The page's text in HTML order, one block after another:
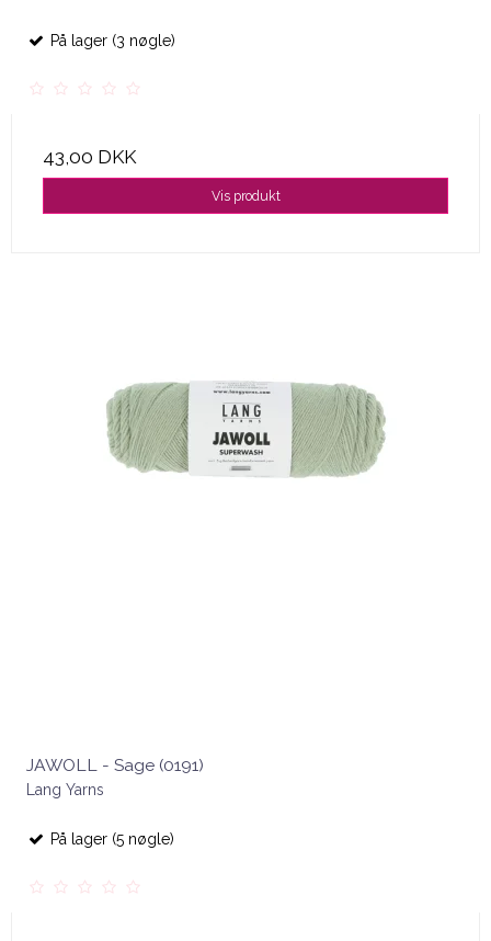
På lager (3 nøgle)
43,00 DKK
Vis produkt
JAWOLL - Sage (0191)
Lang Yarns
På lager (5 nøgle)